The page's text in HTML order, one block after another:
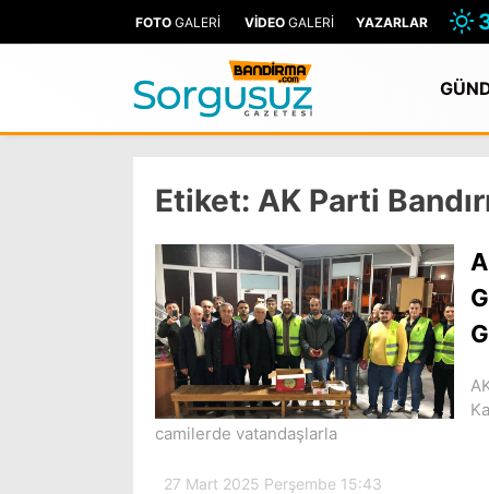
FOTO GALERİ VİDEO GALERİ YAZARLAR
Etiket: AK Parti
camilerde vatandaşlarla
27 Mart 2025 Perşembe 15:43